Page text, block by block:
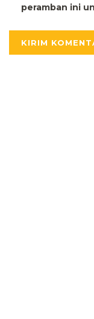
peramban ini